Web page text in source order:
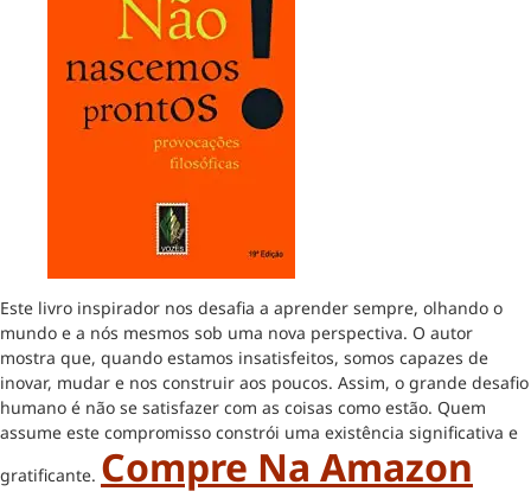
Este livro inspirador nos desafia a aprender sempre, olhando o
mundo e a nós mesmos sob uma nova perspectiva. O autor
mostra que, quando estamos insatisfeitos, somos capazes de
inovar, mudar e nos construir aos poucos. Assim, o grande desafio
humano é não se satisfazer com as coisas como estão. Quem
assume este compromisso constrói uma existência significativa e
gratificante. Compre Na Amazon